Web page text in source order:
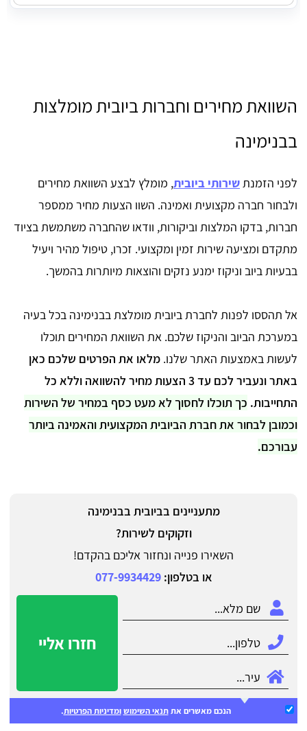
השוואת מחירים וחברות ביובית מומלצות
בבנימינה
לפני הזמנתשירותי ביובית, מומלץ לבצע השוואת מחירים
ולבחור חברה מקצועית ואמינה. השוו הצעות מחיר ממספר
חברות, בדקו המלצות וביקורות, וודאו שהחברה משתמשת בציוד
מתקדם ומציעה שירות זמין ומקצועי. זכרו, טיפול מהיר ויעיל
בבעיות ביוב וניקוז ימנע נזקים והוצאות מיותרות בהמשך.
אל תהססו לפנות לחברת ביובית מומלצת בבנימינה בכל בעיה
במערכת הביוב והניקוז שלכם. את השוואת המחירים תוכלו
לעשות באמצעות האתר שלנו. מלאו את הפרטים שלכם כאן
באתר ונעביר לכם עד 3 הצעות מחיר להשוואה וללא כל
התחייבות. כך תוכלו לחסוך לא מעט כסף במחיר של השירות
וכמובן לבחור את חברת הביובית המקצועית והאמינה ביותר
עבורכם.
מתעניינים בביובית בבנימינה
וזקוקים לשירות?
השאירו פנייה ונחזור אליכם בהקדם!
או בטלפון:077-9934429
חזרו אליי
הנכם מאשרים אתתנאי השימוש ומדיניות הפרטיות.